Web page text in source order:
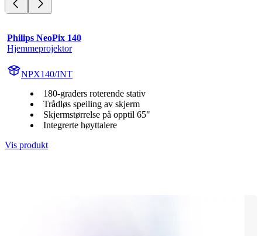
Philips NeoPix 140
Hjemmeprojektor
NPX140/INT
180-graders roterende stativ
Trådløs speiling av skjerm
Skjermstørrelse på opptil 65"
Integrerte høyttalere
Vis produkt